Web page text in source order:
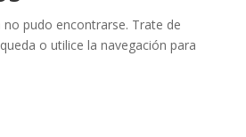
no pudo encontrarse. Trate de
o utilice la navegación para